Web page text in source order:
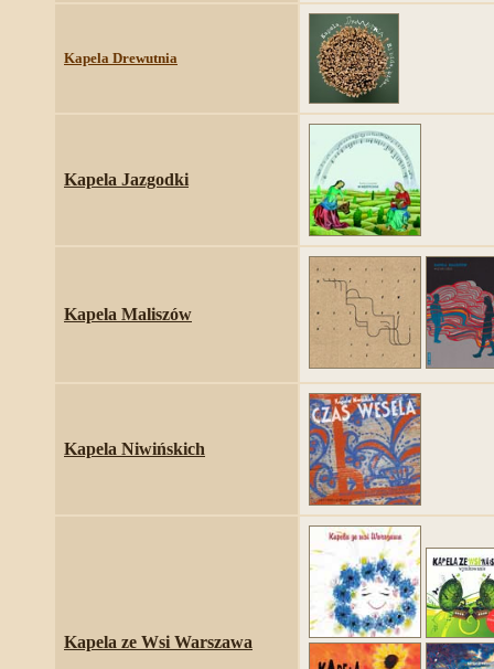
Kapela Drewutnia
Kapela Jazgodki
Kapela Maliszów
Kapela Niwińskich
Kapela ze Wsi Warszawa